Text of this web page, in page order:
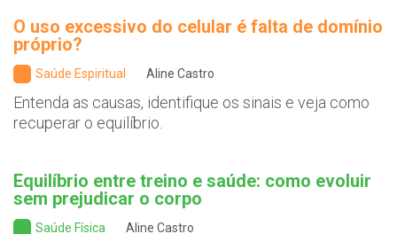
O uso excessivo do celular é falta de domínio
próprio?
Saúde Espiritual Aline Castro
Entenda as causas, identifique os sinais e veja como
recuperar o equilíbrio.
Equilíbrio entre treino e saúde: como evoluir
sem prejudicar o corpo
Saúde Física Aline Castro